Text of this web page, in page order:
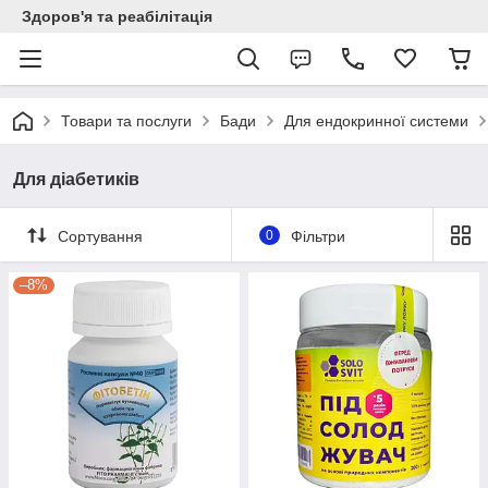
Здоров'я та реабілітація
Товари та послуги Бади Для ендокринної системи
Для діабетиків
Сортування 0 Фільтри
–8%